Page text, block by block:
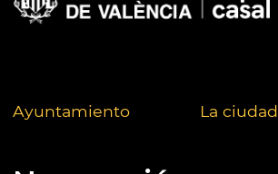
Ayuntamiento La ciudad